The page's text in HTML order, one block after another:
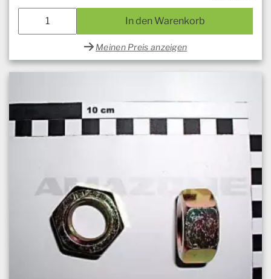
In den Warenkorb
Meinen Preis anzeigen